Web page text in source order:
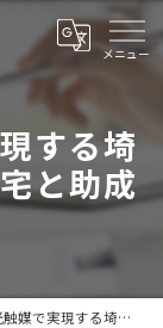
する埼
と助成
県所沢市の省エネ住宅と助成金活用ガイド